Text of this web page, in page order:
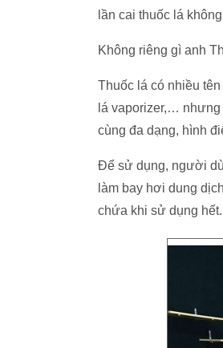
lần cai thuốc lá
Không riêng gì anh
Thuốc lá có nhiều
lá vaporizer,…
cùng đa dạng, hình
Để sử dụng, người
làm bay hơi dung
chứa khi sử dụng hết.